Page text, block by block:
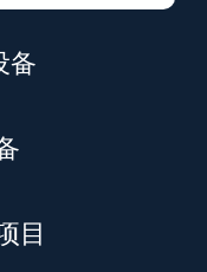
备
目